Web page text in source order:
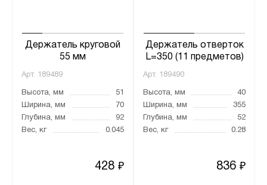
Держатель круговой
55 мм
Арт. 189489
Высота, мм
51
Ширина, мм
70
Глубина, мм
92
Вес, кг
0.045
428 ₽
Держатель отверток
L=350 (11 предметов)
Арт. 189490
Высота, мм
40
Ширина, мм
355
Глубина, мм
52
Вес, кг
0.28
836 ₽